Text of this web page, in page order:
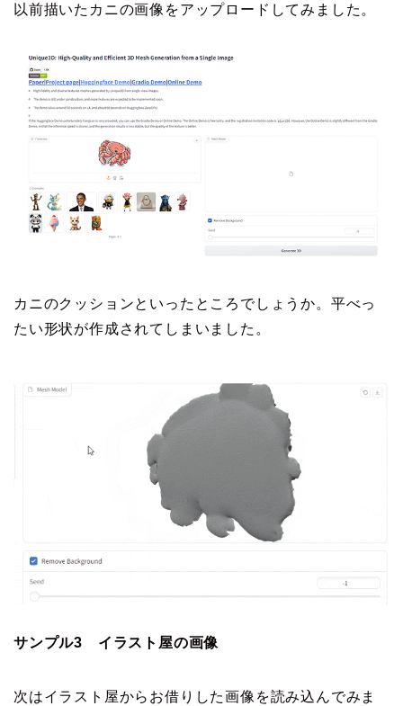
以前描いたカニの画像をアップロードしてみました。
カニのクッションといったところでしょうか。平べっ
たい形状が作成されてしまいました。
サンプル3 イラスト屋の画像
次はイラスト屋からお借りした画像を読み込んでみま